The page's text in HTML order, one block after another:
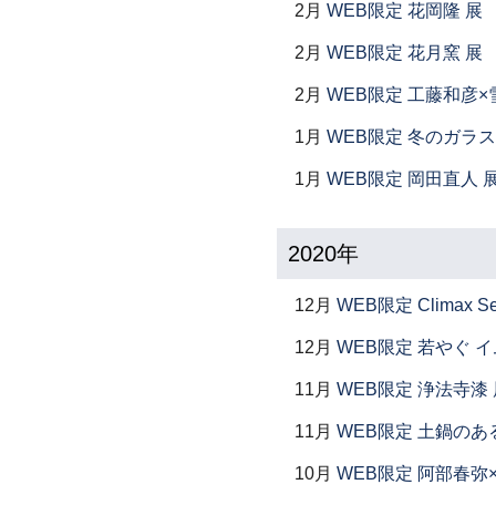
2月 WEB限定 花岡隆 展
2月 WEB限定 花月窯 展
2月 WEB限定 工藤和彦×
1月 WEB限定 冬のガラ
1月 WEB限定 岡田直人
2020年
12月 WEB限定 Climax
12月 WEB限定 若やぐ
11月 WEB限定 浄法寺漆
11月 WEB限定 土鍋のあ
10月 WEB限定 阿部春弥